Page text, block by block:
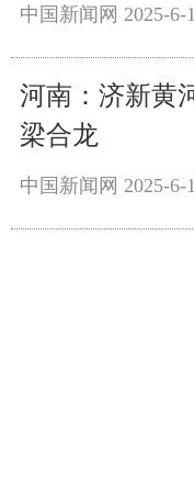
中国新闻网 2025-6-
河南：济新黄
梁合龙
中国新闻网 2025-6-